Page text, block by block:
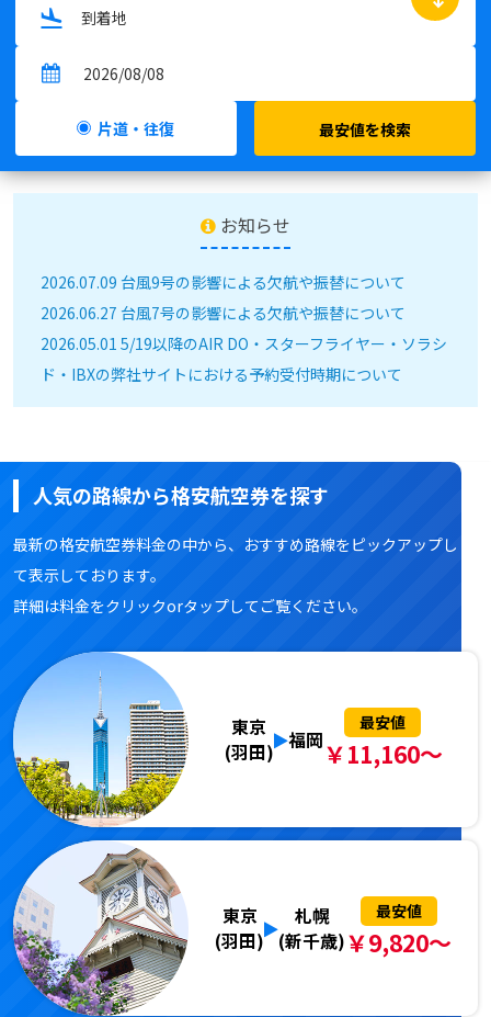
片道・往復 最安値を検索
お知らせ
2026.07.09 台風9号の影響による欠航や振替について
2026.06.27 台風7号の影響による欠航や振替について
2026.05.01 5/19以降のAIR DO・スターフライヤー・ソラシ
ド・IBXの弊社サイトにおける予約受付時期について
人気の路線から格安航空券を探す
最新の格安航空券料金の中から、おすすめ路線をピックアップし
て表示しております。
詳細は料金をクリックorタップしてご覧ください。
東京
(羽田) 福岡
最安値
￥11,160～
東京
(羽田)
札幌
(新千歳)
最安値
￥9,820～